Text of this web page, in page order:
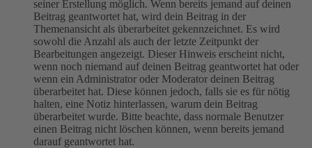
seiner Erstellung möglich. Wenn bereits jemand auf deinen
Beitrag geantwortet hat, wird dein Beitrag in der
Themenansicht als überarbeitet gekennzeichnet. Es wird
sowohl die Anzahl als auch der letzte Zeitpunkt der
Bearbeitungen angezeigt. Dieser Hinweis erscheint nicht,
wenn noch niemand auf deinen Beitrag geantwortet hat oder
wenn ein Administrator oder Moderator deinen Beitrag
überarbeitet hat. Diese können jedoch, falls sie es für nötig
halten, eine Notiz hinterlassen, warum dein Beitrag
überarbeitet wurde. Bitte beachte, dass normale Benutzer
einen Beitrag nicht löschen können, wenn bereits jemand
darauf geantwortet hat.